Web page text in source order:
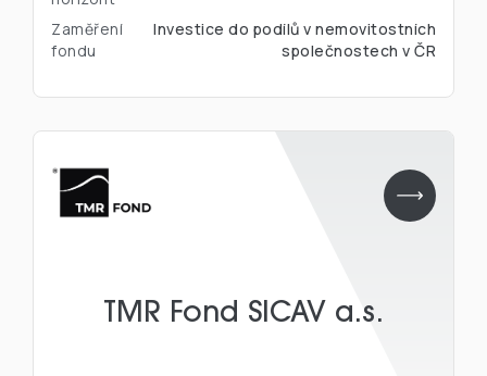
Zaměření
fondu
Investice do podílů v nemovitostních
společnostech v ČR
TMR Fond SICAV a.s.